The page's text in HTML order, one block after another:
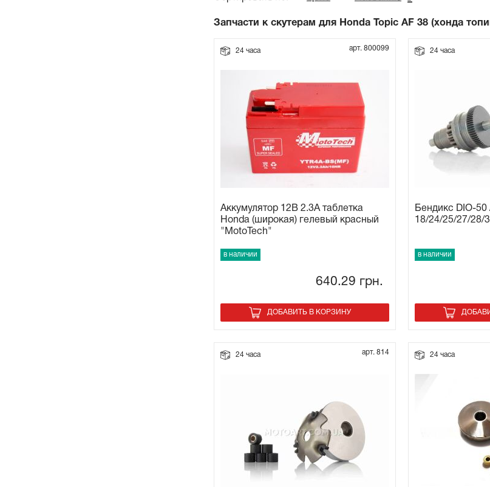
Запчасти к скутерам для Honda Topic AF 38 (хонда
24 часа арт. 800099
Аккумулятор 12В 2.3А таблетка
Honda (широкая) гелевый красный
"MotoTech"
в наличии
640.29 грн.
ДОБАВИТЬ В КОРЗИНУ
24 часа
Бендикс DIO-50
18/24/25/27/28/
в наличии
24 часа арт. 814 24 часа